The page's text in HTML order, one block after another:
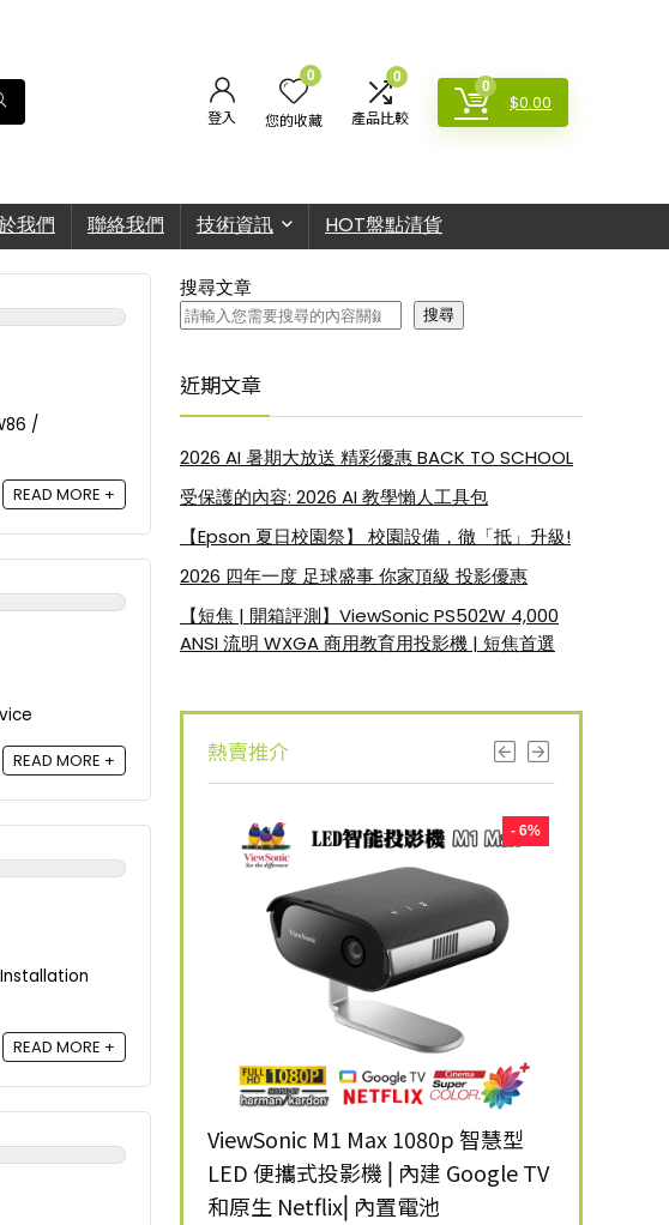
登入
0
您的收藏
0
產品比較
0
$0.00
我們 聯絡我們 技術資訊 HOT盤點清貨
/
READ MORE +
READ MORE +
Installation
READ MORE +
搜尋文章
搜尋
近期文章
2026 AI 暑期大放送 精彩優惠 BACK TO SCHOOL
受保護的內容: 2026 AI 教學懶人工具包
【Epson 夏日校園祭】 校園設備，徹「抵」升級!
2026 四年一度 足球盛事 你家頂級 投影優惠
【短焦 | 開箱評測】ViewSonic PS502W 4,000
ANSI 流明 WXGA 商用教育用投影機 | 短焦首選
熱賣推介
4K 3,500 ANSI 流
用投影機
- 6%
ViewSonic M1 Max 1080p 智慧型
LED 便攜式投影機 ⎜內建 Google TV
和原生 Netflix⎜內置電池